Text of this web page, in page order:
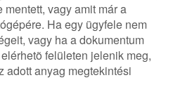
vagy amit már a
Ha egy ügyfele nem
vagy ha a dokumentum
felületen jelenik meg,
adott anyag megtekintési